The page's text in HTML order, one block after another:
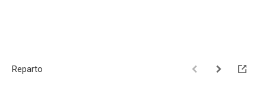
Reparto